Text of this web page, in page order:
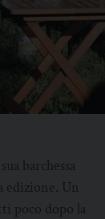
barchessa
edizione. Un
poco dopo la